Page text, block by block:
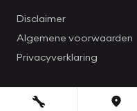
Disclaimer
Algemene voorwaarden
Privacyverklaring